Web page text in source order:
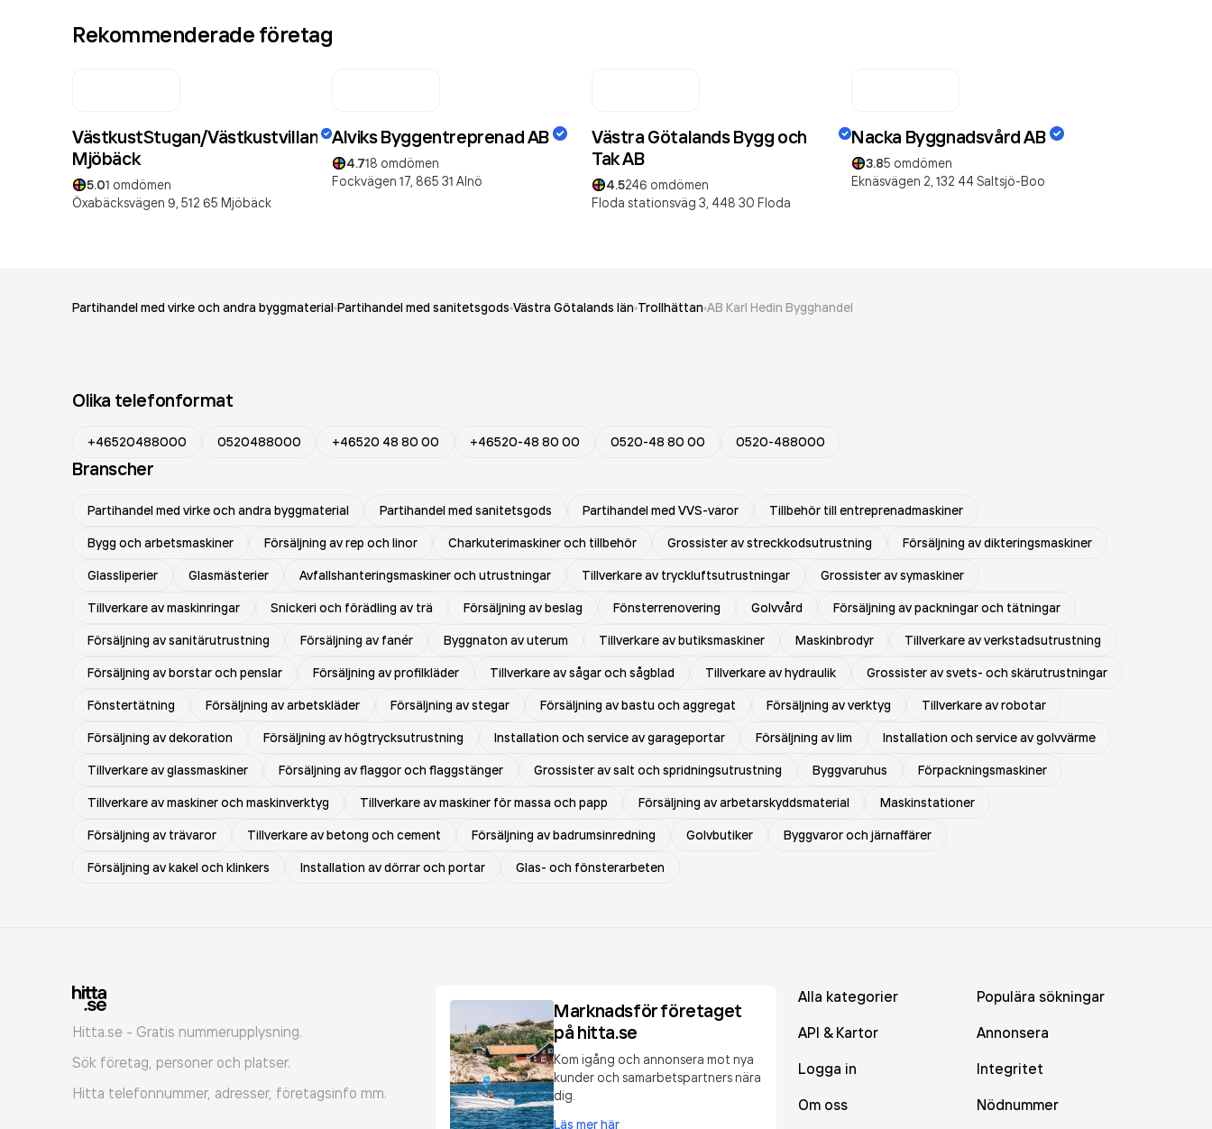
Rekommenderade företag
VästkustStugan/Västkustvillan
Mjöbäck
5.01 omdömen
Öxabäcksvägen 9, 512 65 Mjöbäck
Alviks Byggentreprenad AB
4.718 omdömen
Fockvägen 17, 865 31 Alnö
Västra Götalands Bygg och
Tak AB
4.5246 omdömen
Floda stationsväg 3, 448 30 Floda
Nacka Byggnadsvård AB
3.85 omdömen
Eknäsvägen 2, 132 44 Saltsjö-Boo
Partihandel med virke och andra byggmaterial Partihandel med sanitetsgods Västra Götalands län Trollhättan AB Karl Hedin Bygghandel
Olika telefonformat
+46520488000 0520488000 +46520 48 80 00 +46520-48 80 00 0520-48 80 00 0520-488000
Branscher
Partihandel med virke och andra byggmaterial Partihandel med sanitetsgods Partihandel med VVS-varor
Tillbehör till entreprenadmaskiner
Bygg och arbetsmaskiner
Försäljning av rep och linor Charkuterimaskiner och tillbehör Grossister av streckkodsutrustning
Försäljning av dikteringsmaskiner
Glassliperier
Glasmästerier Avfallshanteringsmaskiner och utrustningar Tillverkare av tryckluftsutrustningar
Grossister av symaskiner
Tillverkare av maskinringar
Snickeri och förädling av trä Försäljning av beslag Fönsterrenovering Golvvård
Försäljning av packningar och tätningar
Försäljning av sanitärutrustning
Försäljning av fanér Byggnaton av uterum Tillverkare av butiksmaskiner Maskinbrodyr
Tillverkare av verkstadsutrustning
Försäljning av borstar och penslar
Försäljning av profilkläder Tillverkare av sågar och sågblad Tillverkare av hydraulik
Grossister av svets- och skärutrustningar
Fönstertätning
Försäljning av arbetskläder Försäljning av stegar Försäljning av bastu och aggregat Försäljning av verktyg
Tillverkare av robotar
Försäljning av dekoration
Försäljning av högtrycksutrustning Installation och service av garageportar Försäljning av lim
Installation och service av golvvärme
Tillverkare av glassmaskiner
Försäljning av flaggor och flaggstänger Grossister av salt och spridningsutrustning Byggvaruhus
Förpackningsmaskiner
Tillverkare av maskiner och maskinverktyg
Tillverkare av maskiner för massa och papp Försäljning av arbetarskyddsmaterial
Maskinstationer
Försäljning av trävaror
Tillverkare av betong och cement Försäljning av badrumsinredning Golvbutiker
Byggvaror och järnaffärer
Försäljning av kakel och klinkers
Installation av dörrar och portar Glas- och fönsterarbeten
Hitta.se - Gratis nummerupplysning.
Sök företag, personer och platser.
Hitta telefonnummer, adresser, företagsinfo mm.
Marknadsför företaget
på hitta.se
Kom igång och annonsera mot nya
kunder och samarbetspartners nära
dig.
Läs mer här
Alla kategorier
Populära sökningar
API & Kartor
Annonsera
Logga in
Integritet
Om oss
Nödnummer